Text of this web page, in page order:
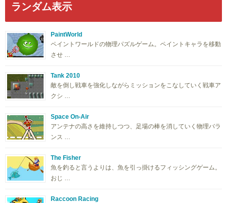
ランダム表示
PaintWorld
ペイントワールドの物理パズルゲーム。ペイントキャラを移動
させ …
Tank 2010
敵を倒し戦車を強化しながらミッションをこなしていく戦車ア
クシ …
Space On-Air
アンテナの高さを維持しつつ、足場の棒を消していく物理バラ
ンス …
The Fisher
魚を釣ると言うよりは、魚を引っ掛けるフィッシングゲーム。
おじ …
Raccoon Racing